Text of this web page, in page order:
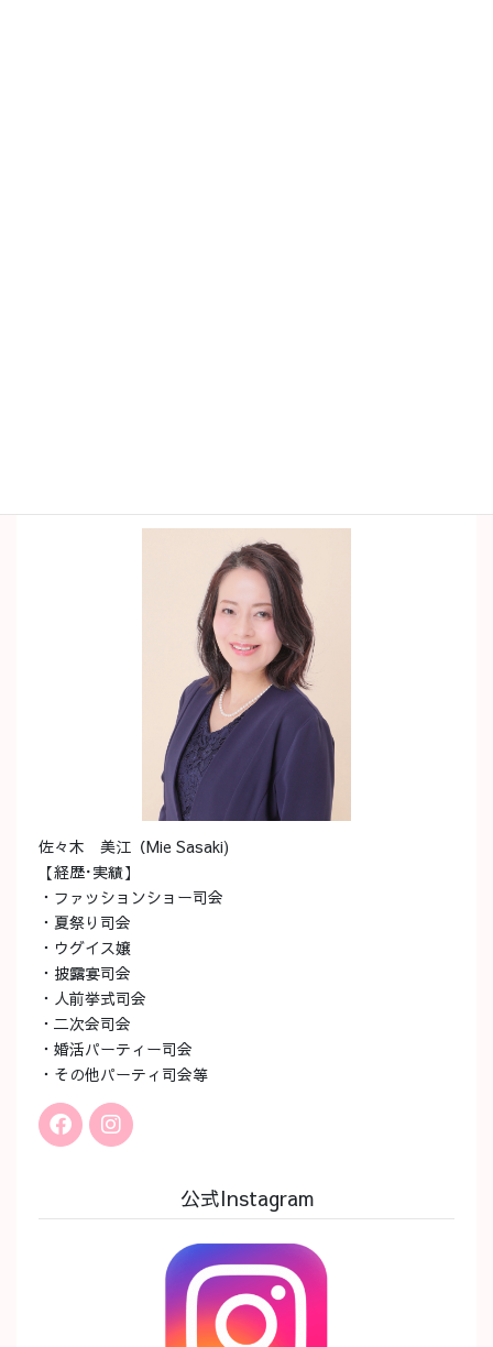
佐々木 美江（Mie Sasaki)
【経歴･実績】
・ファッションショー司会
・夏祭り司会
・ウグイス嬢
・披露宴司会
・人前挙式司会
・二次会司会
・婚活パーティー司会
・その他パーティ司会等
公式Instagram